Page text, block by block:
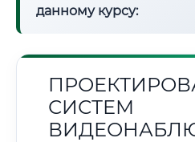
данному курсу:
СИСТЕМ